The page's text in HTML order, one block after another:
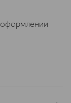
оформлении